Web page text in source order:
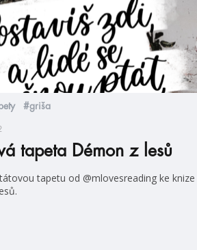
#griša
tapeta Démon z lesů
tapetu od @mlovesreading ke knize